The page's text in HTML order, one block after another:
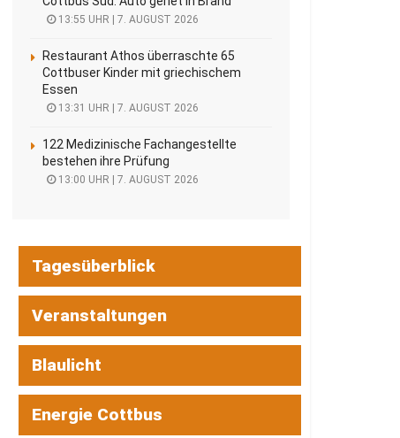
13:55 UHR | 7. AUGUST 2026
Restaurant Athos überraschte 65
Cottbuser Kinder mit griechischem
Essen
13:31 UHR | 7. AUGUST 2026
122 Medizinische Fachangestellte
bestehen ihre Prüfung
13:00 UHR | 7. AUGUST 2026
Tagesüberblick
Veranstaltungen
Blaulicht
Energie Cottbus